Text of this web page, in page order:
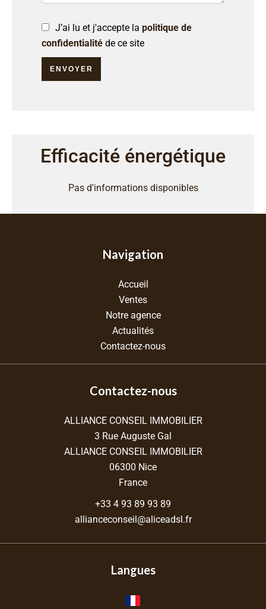
J’ai lu et j'accepte la politique de
confidentialité de ce site
ENVOYER
Efficacité énergétique
Pas d'informations disponibles
Navigation
Accueil
Ventes
Notre agence
Actualités
Contactez-nous
Contactez-nous
ALLIANCE CONSEIL IMMOBILIER
3 Rue Auguste Gal
ALLIANCE CONSEIL IMMOBILIER
06300 Nice
France
+33 4 93 89 93 89
allianceconseil@aliceadsl.fr
Langues